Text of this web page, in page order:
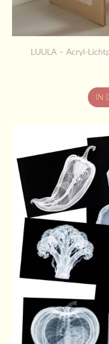
LUULA – Acryl-
IN